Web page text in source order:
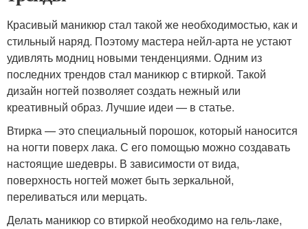
Красивый маникюр стал такой же необходимостью, как и
стильный наряд. Поэтому мастера нейл-арта не устают
удивлять модниц новыми тенденциями. Одним из
последних трендов стал маникюр с втиркой. Такой
дизайн ногтей позволяет создать нежный или
креативный образ. Лучшие идеи — в статье.
Втирка — это специальный порошок, который наносится
на ногти поверх лака. С его помощью можно создавать
настоящие шедевры. В зависимости от вида,
поверхность ногтей может быть зеркальной,
переливаться или мерцать.
Делать маникюр со втиркой необходимо на гель-лаке,